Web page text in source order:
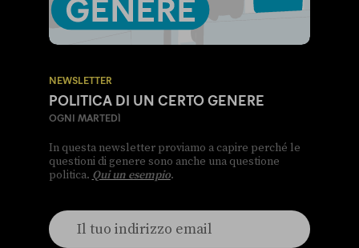
NEWSLETTER
POLITICA DI UN CERTO GENERE
OGNI MARTEDÌ
In questa newsletter proviamo a capire perché le
questioni di genere sono anche una questione
politica. Qui un esempio.